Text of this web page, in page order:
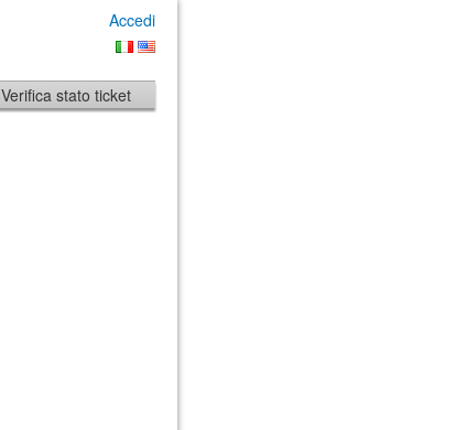
Accedi
Verifica stato ticket